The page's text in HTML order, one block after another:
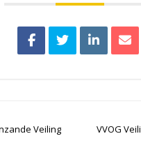
Veiling
next
VVOG